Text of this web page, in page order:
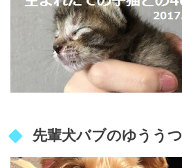
先輩犬バブのゆううつ